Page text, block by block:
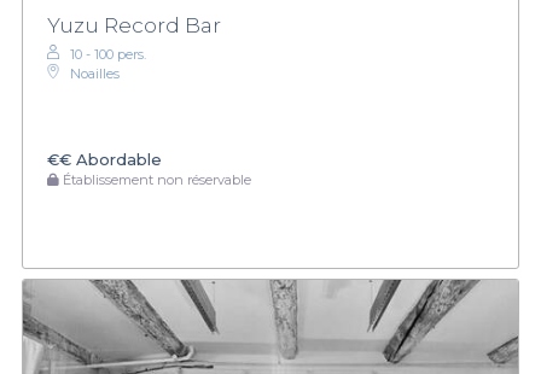
Yuzu Record Bar
10 - 100 pers.
Noailles
€€ Abordable
Établissement non réservable